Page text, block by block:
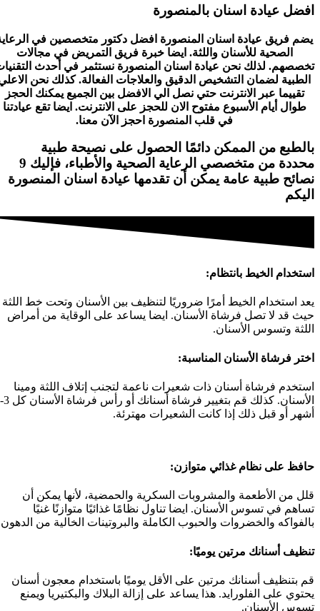
افضل عيادة اسنان بالمنصورة
يضم فريق عيادة اسنان المنصورة افضل دكتور متخصصين في الرعاية
الصحية للأسنان واللثة. ايضا خبرة فريق التمريض في مجالات
تخصصهم. لذلك نحن عيادة اسنان المنصورة نستثمر في أحدث التقنيات
الطبية لضمان التشخيص الدقيق والعلاجات الفعالة. كذلك نحن الاعلي
تقييما عبر الانترنت حتي نصل الي الافضل بين الجميع يمكنك الحجز
طوال أيام الأسبوع مفتوح الان للحجز على الانترنت. ايضا تقع عيادتنا
في قلب المنصورة احجز الآن معنا.
بالطبع من الممكن دائمًا الحصول على نصيحة طبية
محددة من متخصصي الرعاية الصحية والأطباء، فإليك 9
نصائح طبية عامة يمكن أن تقدمها عيادة اسنان المنصورة
اليكم
استخدام الخيط بانتظام:
يعد استخدام الخيط أمرًا ضروريًا لتنظيف بين الأسنان وتحت خط اللثة
حيث قد لا تصل فرشاة الأسنان. ايضا يساعد على الوقاية من أمراض
اللثة وتسوس الأسنان.
اختر فرشاة الأسنان المناسبة:
استخدم فرشاة أسنان ذات شعيرات ناعمة لتجنب إتلاف اللثة ومينا
الأسنان. كذلك قم بتغيير فرشاة أسنانك أو رأس فرشاة الأسنان كل 3-4
أشهر أو قبل ذلك إذا كانت الشعيرات مهترئة.
حافظ على نظام غذائي متوازن:
قلل من الأطعمة والمشروبات السكرية والحمضية، لأنها يمكن أن
تساهم في تسوس الأسنان. ايضا تناول نظامًا غذائيًا متوازنًا غنيًا
بالفواكه والخضروات والحبوب الكاملة والبروتينات الخالية من الدهون.
تنظيف أسنانك مرتين يوميًا:
قم بتنظيف أسنانك مرتين على الأقل يوميًا باستخدام معجون أسنان
يحتوي على الفلورايد. هذا يساعد على إزالة البلاك والبكتيريا ويمنع
تسوس الأسنان.